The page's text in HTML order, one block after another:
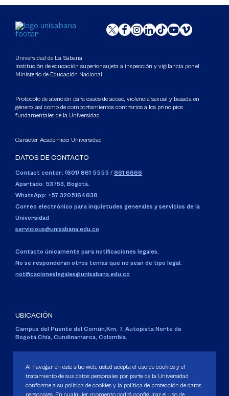
Universidad de La Sabana
Institución de educación superior sujeta a inspección y vigilancia por el
Ministerio de Educación Nacional
Protocolo de atención para casos de acoso, violencia sexual y basada en
género, así como de comportamientos contrarios a los principios
fundamentales de la Universidad
Carácter Académico: Universidad
DATOS DE CONTACTO
Contact center: (601) 861 5555 / 861 6666
Apartado: 53753, Bogotá.
WhatsApp: +57 3205164838
Correo electrónico para inquietudes generales y servicios de la
Universidad
servicious@unisabana.edu.co
Contacto únicamente para notificaciones legales.
No se responderán otros temas que no sean de tipo legal.
notificacioneslegales@unisabana.edu.co
UBICACIÓN
Campus del Puente del Común, Km. 7, Autopista Norte de
Bogotá.Chía, Cundinamarca, Colombia.
Personería Jurídica:Resolución 130 del 14 de enero de 1980.
Ministerio de Educación Nacional.
Al navegar en este sitio web, usted acepta el uso de cookies y el
tratamiento de sus datos personales por parte de la Universidad
conforme a su política de cookies y la política de protección de datos